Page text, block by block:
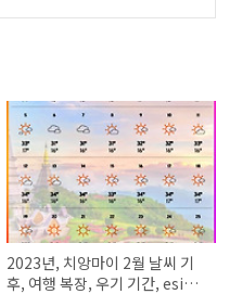
2023년, 치앙마이 2월 날씨 기
후, 여행 복장, 우기 기간, esim,